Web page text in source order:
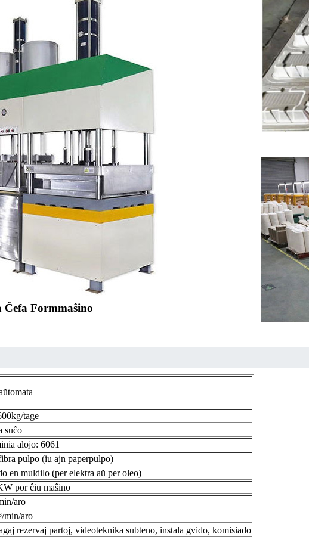
Ĉefa Formmaŝino
tage
suĉo
alojo: 6061
pulpo (iu ajn paperpulpo)
en muldilo (per elektra aŭ per oleo)
por ĉiu maŝino
aro
min/aro
rezervaj partoj, videoteknika subteno, instala gvido, komisiado